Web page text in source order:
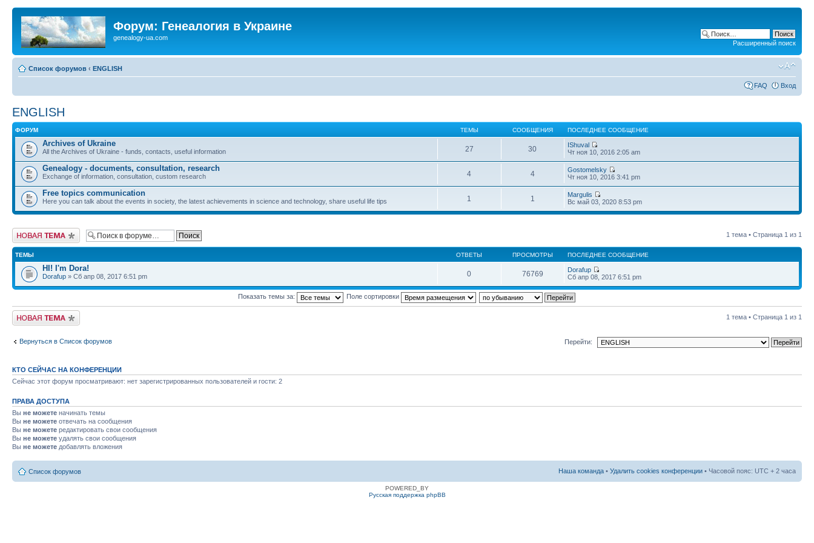
Форум: Генеалогия в Украине
genealogy-ua.com
Расширенный поиск
Список форумов ‹ ENGLISH
FAQ Вход
ENGLISH
ФОРУМ ТЕМЫ СООБЩЕНИЯ ПОСЛЕДНЕЕ СООБЩЕНИЕ
Archives of Ukraine
All the Archives of Ukraine - funds, contacts, useful information 27 30
IShuval
Чт ноя 10, 2016 2:05 am
Genealogy - documents, consultation, research
Exchange of information, consultation, custom research 4 4
Gostomelsky
Чт ноя 10, 2016 3:41 pm
Free topics communication
Here you can talk about the events in society, the latest achievements in science and technology, share useful life tips 1 1
Margulis
Вс май 03, 2020 8:53 pm
Новая тема 1 тема • Страница 1 из 1
ТЕМЫ ОТВЕТЫ ПРОСМОТРЫ ПОСЛЕДНЕЕ СООБЩЕНИЕ
HI! I'm Dora!
Dorafup » Сб апр 08, 2017 6:51 pm 0 76769
Dorafup
Сб апр 08, 2017 6:51 pm
Показать темы за: Поле сортировки
Новая тема 1 тема • Страница 1 из 1
Вернуться в Список форумов Перейти:
КТО СЕЙЧАС НА КОНФЕРЕНЦИИ
Сейчас этот форум просматривают: нет зарегистрированных пользователей и гости: 2
ПРАВА ДОСТУПА
Вы не можете начинать темы
Вы не можете отвечать на сообщения
Вы не можете редактировать свои сообщения
Вы не можете удалять свои сообщения
Вы не можете добавлять вложения
Список форумов Наша команда • Удалить cookies конференции • Часовой пояс: UTC + 2 часа
POWERED_BY
Русская поддержка phpBB